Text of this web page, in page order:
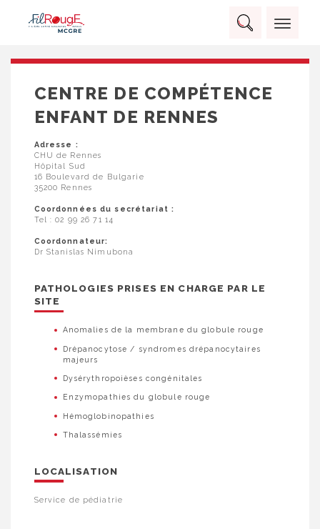
content
Rechercher :
RECHERCHER
CENTRE DE COMPÉTENCE
ENFANT DE RENNES
Adresse :
CHU de Rennes
Hôpital Sud
16 Boulevard de Bulgarie
35200 Rennes
Coordonnées du secrétariat :
Tel : 02 99 26 71 14
Coordonnateur:
Dr Stanislas Nimubona
PATHOLOGIES PRISES EN CHARGE PAR LE
SITE
Anomalies de la membrane du globule rouge
Drépanocytose / syndromes drépanocytaires
majeurs
Dysérythropoièses congénitales
Enzymopathies du globule rouge
Hémoglobinopathies
Thalassémies
LOCALISATION
Service de pédiatrie